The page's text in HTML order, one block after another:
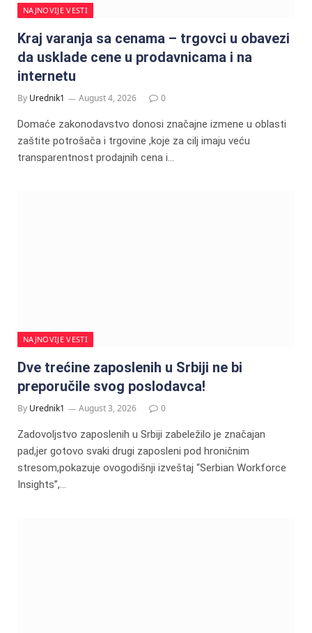
NAJNOVIJE VESTI
Kraj varanja sa cenama – trgovci u obavezi
da usklade cene u prodavnicama i na
internetu
By Urednik1 August 4, 2026 0
Domaće zakonodavstvo donosi značajne izmene u oblasti
zaštite potrošača i trgovine ,koje za cilj imaju veću
transparentnost prodajnih cena i…
NAJNOVIJE VESTI
Dve trećine zaposlenih u Srbiji ne bi
preporučile svog poslodavca!
By Urednik1 August 3, 2026 0
Zadovoljstvo zaposlenih u Srbiji zabeležilo je značajan
pad,jer gotovo svaki drugi zaposleni pod hroničnim
stresom,pokazuje ovogodišnji izveštaj “Serbian Workforce
Insights”,…